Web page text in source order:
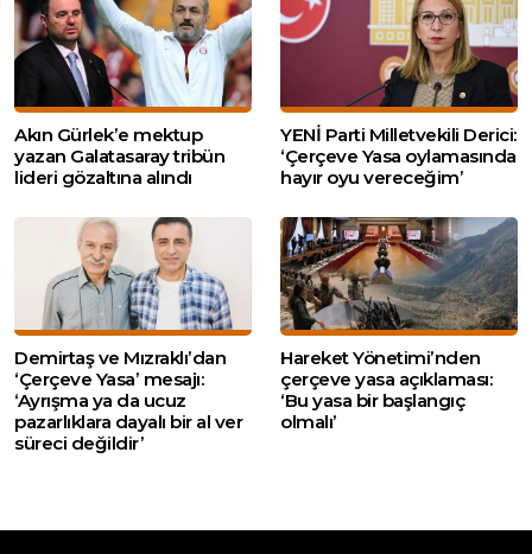
Akın Gürlek’e mektup
yazan Galatasaray tribün
lideri gözaltına alındı
YENİ Parti Milletvekili Derici:
‘Çerçeve Yasa oylamasında
hayır oyu vereceğim’
Demirtaş ve Mızraklı’dan
‘Çerçeve Yasa’ mesajı:
‘Ayrışma ya da ucuz
pazarlıklara dayalı bir al ver
süreci değildir’
Hareket Yönetimi’nden
çerçeve yasa açıklaması:
‘Bu yasa bir başlangıç
olmalı’